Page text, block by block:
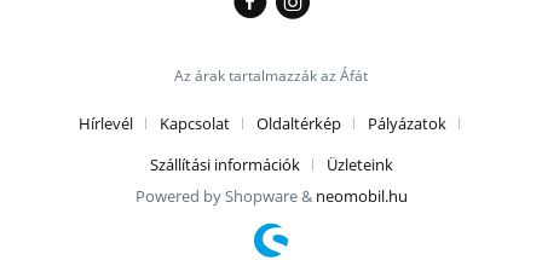
Az árak tartalmazzák az Áfát
Hírlevél Kapcsolat Oldaltérkép
Pályázatok
Szállítási információk
Üzleteink
Powered by Shopware & neomobil.hu